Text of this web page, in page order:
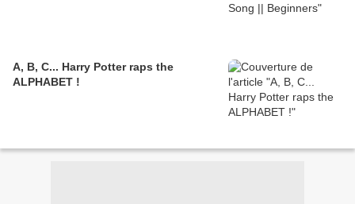
A, B, C... Harry Potter raps the
ALPHABET !